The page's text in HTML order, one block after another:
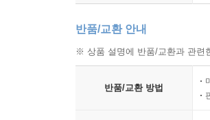
반품/교환 안내
※ 상품 설명에 반품/교환과 관련
반품/교환 방법